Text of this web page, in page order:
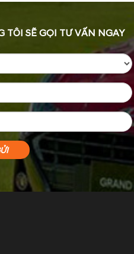
TÔI SẼ GỌI TƯ VẤN NGAY